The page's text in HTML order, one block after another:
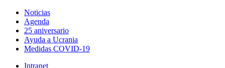
Noticias
Agenda
25 aniversario
Ayuda a Ucrania
Medidas COVID-19
Intranet